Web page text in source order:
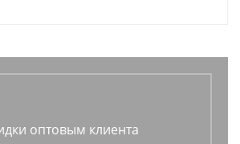
оптовым клиента